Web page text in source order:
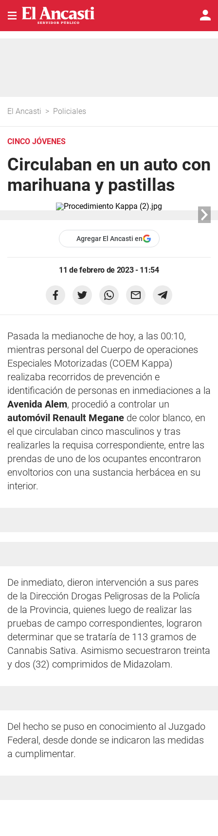
El Ancasti > Policiales
CINCO JÓVENES
Circulaban en un auto con
marihuana y pastillas
Agregar El Ancasti en
11 de febrero de 2023 - 11:54
Pasada la medianoche de hoy, a las 00:10,
mientras personal del Cuerpo de operaciones
Especiales Motorizadas (COEM Kappa)
realizaba recorridos de prevención e
identificación de personas en inmediaciones a la
Avenida Alem, procedió a controlar un
automóvil Renault Megane de color blanco, en
el que circulaban cinco masculinos y tras
realizarles la requisa correspondiente, entre las
prendas de uno de los ocupantes encontraron
envoltorios con una sustancia herbácea en su
interior.
De inmediato, dieron intervención a sus pares
de la Dirección Drogas Peligrosas de la Policía
de la Provincia, quienes luego de realizar las
pruebas de campo correspondientes, lograron
determinar que se trataría de 113 gramos de
Cannabis Sativa. Asimismo secuestraron treinta
y dos (32) comprimidos de Midazolam.
Del hecho se puso en conocimiento al Juzgado
Federal, desde donde se indicaron las medidas
a cumplimentar.